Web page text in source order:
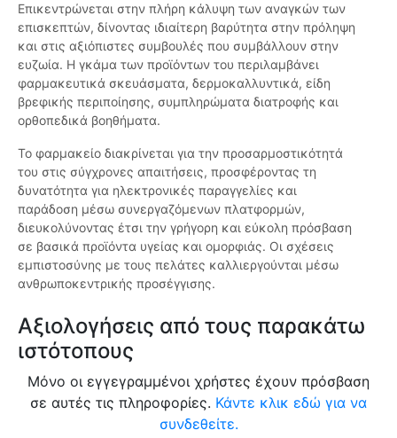
Επικεντρώνεται στην πλήρη κάλυψη των αναγκών των
επισκεπτών, δίνοντας ιδιαίτερη βαρύτητα στην πρόληψη
και στις αξιόπιστες συμβουλές που συμβάλλουν στην
ευζωία. Η γκάμα των προϊόντων του περιλαμβάνει
φαρμακευτικά σκευάσματα, δερμοκαλλυντικά, είδη
βρεφικής περιποίησης, συμπληρώματα διατροφής και
ορθοπεδικά βοηθήματα.
Το φαρμακείο διακρίνεται για την προσαρμοστικότητά
του στις σύγχρονες απαιτήσεις, προσφέροντας τη
δυνατότητα για ηλεκτρονικές παραγγελίες και
παράδοση μέσω συνεργαζόμενων πλατφορμών,
διευκολύνοντας έτσι την γρήγορη και εύκολη πρόσβαση
σε βασικά προϊόντα υγείας και ομορφιάς. Οι σχέσεις
εμπιστοσύνης με τους πελάτες καλλιεργούνται μέσω
ανθρωποκεντρικής προσέγγισης.
Αξιολογήσεις από τους παρακάτω
ιστότοπους
Μόνο οι εγγεγραμμένοι χρήστες έχουν πρόσβαση
σε αυτές τις πληροφορίες. Κάντε κλικ εδώ για να
συνδεθείτε.